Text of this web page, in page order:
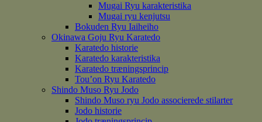
Mugai Ryu karakteristika
Mugai ryu kenjutsu
Bokuden Ryu Iaiheiho
Okinawa Goju Ryu Karatedo
Karatedo historie
Karatedo karakteristika
Karatedo træningsprincip
Tou’on Ryu Karatedo
Shindo Muso Ryu Jodo
Shindo Muso ryu Jodo associerede stilarter
Jodo historie